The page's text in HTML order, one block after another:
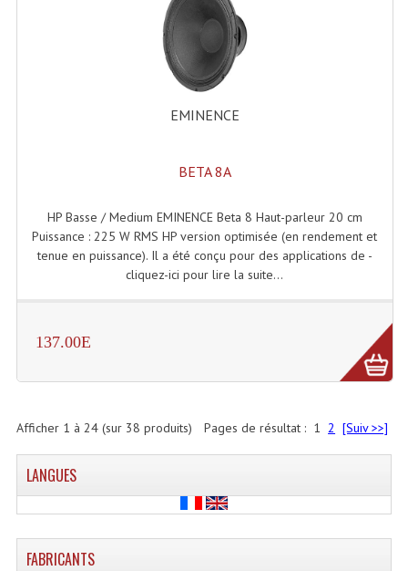
EMINENCE
BETA 8A
HP Basse / Medium EMINENCE Beta 8 Haut-parleur 20 cm
Puissance : 225 W RMS HP version optimisée (en rendement et
tenue en puissance). Il a été conçu pour des applications de -
cliquez-ici pour lire la suite...
137.00E
Pages de résultat : 1 2 [Suiv >>]
Afficher 1 à 24(sur 38 produits)
LANGUES
FABRICANTS